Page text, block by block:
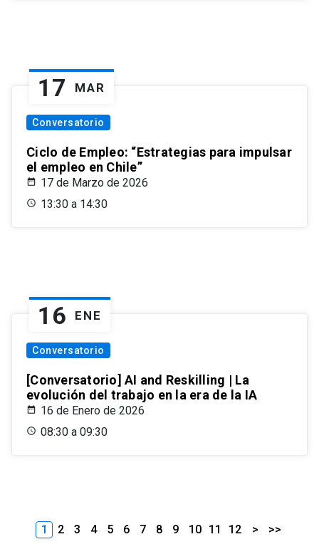
17 MAR
Conversatorio
Ciclo de Empleo: “Estrategias para impulsar
el empleo en Chile”
17 de Marzo de 2026
13:30 a 14:30
16 ENE
Conversatorio
[Conversatorio] AI and Reskilling | La
evolución del trabajo en la era de la IA
16 de Enero de 2026
08:30 a 09:30
1 2 3 4 5 6 7 8 9 10 11 12 > >>